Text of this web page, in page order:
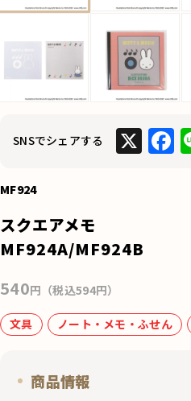
SNSでシェアする X F
k
MF924
スクエアメモ
MF924A/MF924B
540円（税込594円）
文具 ノート・メモ・ふせん
商品情報